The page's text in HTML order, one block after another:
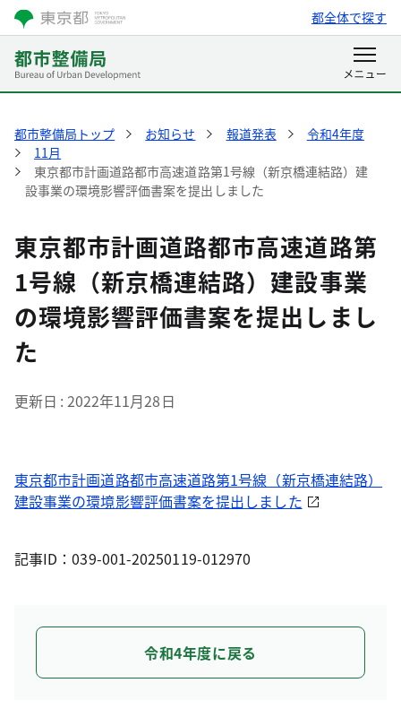
都全体で探す
都市整備局トップ お知らせ 報道発表
令和4年度
11月
東京都市計画道路都市高速道路第1号線（新京橋連結路）建
設事業の環境影響評価書案を提出しました
東京都市計画道路都市高速道路第
1号線（新京橋連結路）建設事業
の環境影響評価書案を提出しまし
た
更新日 2022年11月28日
東京都市計画道路都市高速道路第1号線（新京橋連結路）
建設事業の環境影響評価書案を提出しました
記事ID：039-001-20250119-012970
令和4年度に戻る